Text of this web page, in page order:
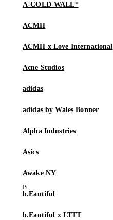
A-COLD-WALL*
ACMH
ACMH x Love International
Acne Studios
adidas
adidas by Wales Bonner
Alpha Industries
Asics
Awake NY
b.Eautiful
b.Eautiful x LTTT